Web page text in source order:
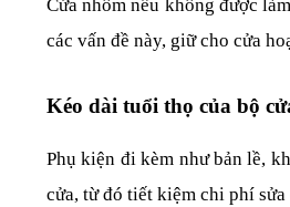
Cửa nhôm nếu không được
các vấn đề này, giữ cho cửa
Kéo dài tuổi thọ của bộ
Phụ kiện đi kèm như bản lề,
cửa, từ đó tiết kiệm chi phí